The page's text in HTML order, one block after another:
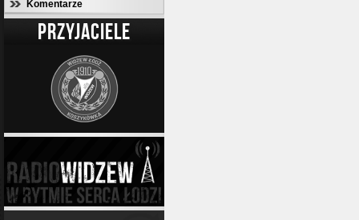
Komentarze
PRZYJACIELE